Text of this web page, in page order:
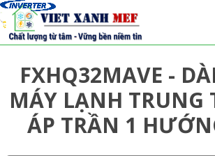
FXHQ32MAVE -
MÁY LẠNH TRUNG
ÁP TRẦN 1